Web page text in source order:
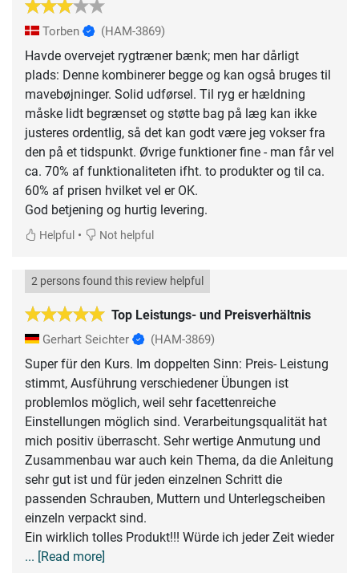
Torben (HAM-3869)
Havde overvejet rygtræner bænk; men har dårligt
plads: Denne kombinerer begge og kan også bruges til
mavebøjninger. Solid udførsel. Til ryg er hældning
måske lidt begrænset og støtte bag på læg kan ikke
justeres ordentlig, så det kan godt være jeg vokser fra
den på et tidspunkt. Øvrige funktioner fine - man får vel
ca. 70% af funktionaliteten ifht. to produkter og til ca.
60% af prisen hvilket vel er OK.
God betjening og hurtig levering.
Helpful • Not helpful
Top Leistungs- und Preisverhältnis
2 persons found this review helpful
Gerhart Seichter (HAM-3869)
Super für den Kurs. Im doppelten Sinn: Preis- Leistung
stimmt, Ausführung verschiedener Übungen ist
problemlos möglich, weil sehr facettenreiche
Einstellungen möglich sind. Verarbeitungsqualität hat
mich positiv überrascht. Sehr wertige Anmutung und
Zusammenbau war auch kein Thema, da die Anleitung
sehr gut ist und für jeden einzelnen Schritt die
passenden Schrauben, Muttern und Unterlegscheiben
einzeln verpackt sind.
Ein wirklich tolles Produkt!!! Würde ich jeder Zeit wieder
... [Read more]